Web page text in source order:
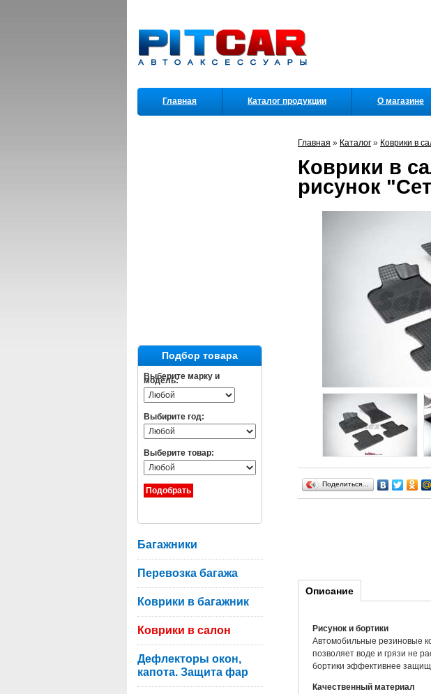
Главная » Каталог » Коврики в
Коврики в
рисунок
Поделиться…
Описание
Рисунок и бортики
Автомобильные резиновые
позволяет воде и грязи не
бортики эффективнее
Качественный материал
Главная Каталог продукции О магазине
Подбор товара
Выберите марку и
модель:
Выбирите год:
Выберите товар:
Багажники
Перевозка багажа
Коврики в багажник
Коврики в салон
Дефлекторы окон,
капота. Защита фар